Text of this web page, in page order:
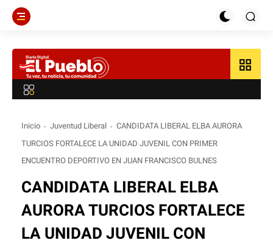
grid_view
Inicio Juventud Liberal
CANDIDATA LIBERAL ELBA AURORA
TURCIOS FORTALECE LA UNIDAD JUVENIL CON PRIMER
ENCUENTRO DEPORTIVO EN JUAN FRANCISCO BULNES
CANDIDATA LIBERAL ELBA
AURORA TURCIOS FORTALECE
LA UNIDAD JUVENIL CON